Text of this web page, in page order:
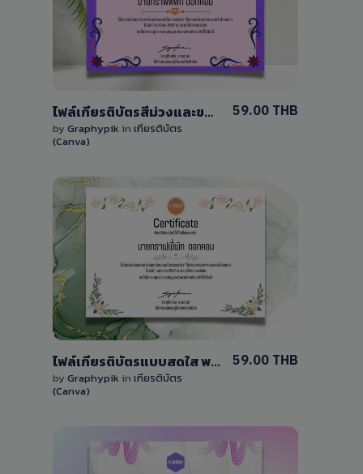
0 Sale
ไฟล์เกียรติบัตรสีม่วงและขอบลวดลายสวยงาม แก้ไขได้ด้วย Canva เวอร์ชั่นฟรี
by Graphypik in เกียรติบัตร
(Canva)
59.00 THB
View Details
0 Sale
ไฟล์เกียรติบัตรแบบสดใส พร้อมดอกไม้แบบเรียบง่าย แก้ไขได้ด้วย Canva เวอร์ชั่นฟรี
by Graphypik in เกียรติบัตร
(Canva)
59.00 THB